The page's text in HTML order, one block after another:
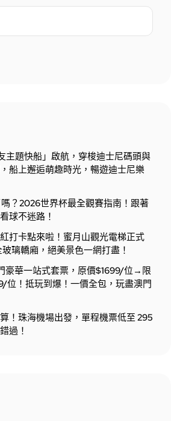
主題快船」啟航，穿梭迪士尼碼頭與
船上邂逅萌趣時光，暢遊迪士尼樂
？2026世界杯最全觀賽指南！跟著
球不迷路！
打卡點來啦！蜜月山觀光電梯正式
璃轎廂，絕美景色一網打盡！
豪華一站式套票，原價$1699/位→限
位！抵玩到爆！一價全包，玩盡澳門
！珠海機場出發，單程機票低至 295
過！